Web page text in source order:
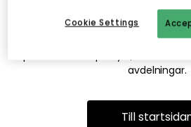
Detta kan bero på att sidan inte
flyttats. Vi ber om ursäkt för
avdelningar.
Till
Cookie Settings